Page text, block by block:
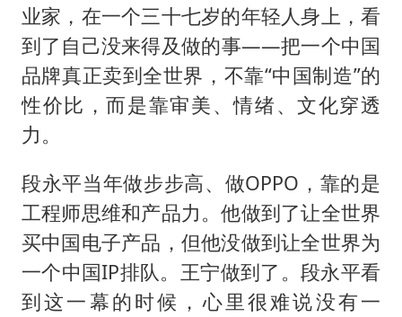
业家，在一个三十七岁的年轻人身上，看
到了自己没来得及做的事——把一个中国
品牌真正卖到全世界，不靠“中国制造”的
性价比，而是靠审美、情绪、文化穿透
力。
段永平当年做步步高、做OPPO，靠的是
工程师思维和产品力。他做到了让全世界
买中国电子产品，但他没做到让全世界为
一个中国IP排队。王宁做到了。段永平看
到这一幕的时候，心里很难说没有一